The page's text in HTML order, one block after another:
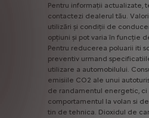
Pentru informații actualizate,
contactezi dealerul tău.
utilizări și condiții de
opțiuni și pot varia în funcție
Pentru reducerea poluarii iti
preventiv urmand
utilizare a automobilului.
emisiile CO2 ale unui
de randamentul energetic, ci
comportamentul la volan si de
tin de tehnica. Dioxidul de